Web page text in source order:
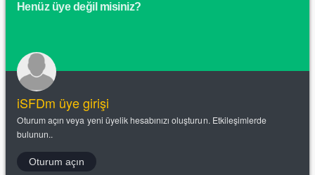
Henüz üye değil misiniz?
iSFDm üye girişi
Oturum açın veya yeni üyelik hesabınızı oluşturun. Etkileşimlerde
bulunun..
Oturum açın